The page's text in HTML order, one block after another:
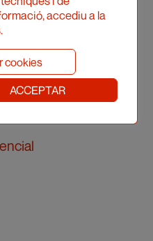
h
accediu a la
cookies
ACCEPTAR